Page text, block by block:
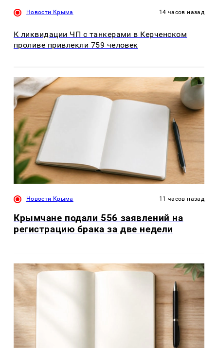
Новости Крыма 14 часов назад
К ликвидации ЧП с танкерами в Керченском
проливе привлекли 759 человек
Новости Крыма 11 часов назад
Крымчане подали 556 заявлений на
регистрацию брака за две недели